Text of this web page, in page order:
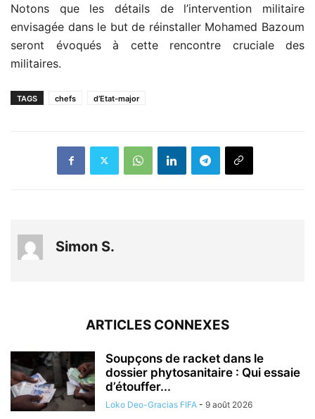
Notons que les détails de l’intervention militaire
envisagée dans le but de réinstaller Mohamed Bazoum
seront évoqués à cette rencontre cruciale des
militaires.
TAGS chefs d’Etat-major
Simon S.
ARTICLES CONNEXES
Soupçons de racket dans le
dossier phytosanitaire : Qui essaie
d’étouffer...
Loko Deo-Gracias FIFA - 9 août 2026